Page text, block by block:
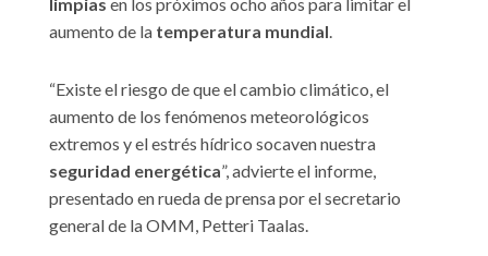
limpias en los próximos ocho años para limitar el
aumento de la temperatura mundial.
“Existe el riesgo de que el cambio climático, el
aumento de los fenómenos meteorológicos
extremos y el estrés hídrico socaven nuestra
seguridad energética”, advierte el informe,
presentado en rueda de prensa por el secretario
general de la OMM, Petteri Taalas.